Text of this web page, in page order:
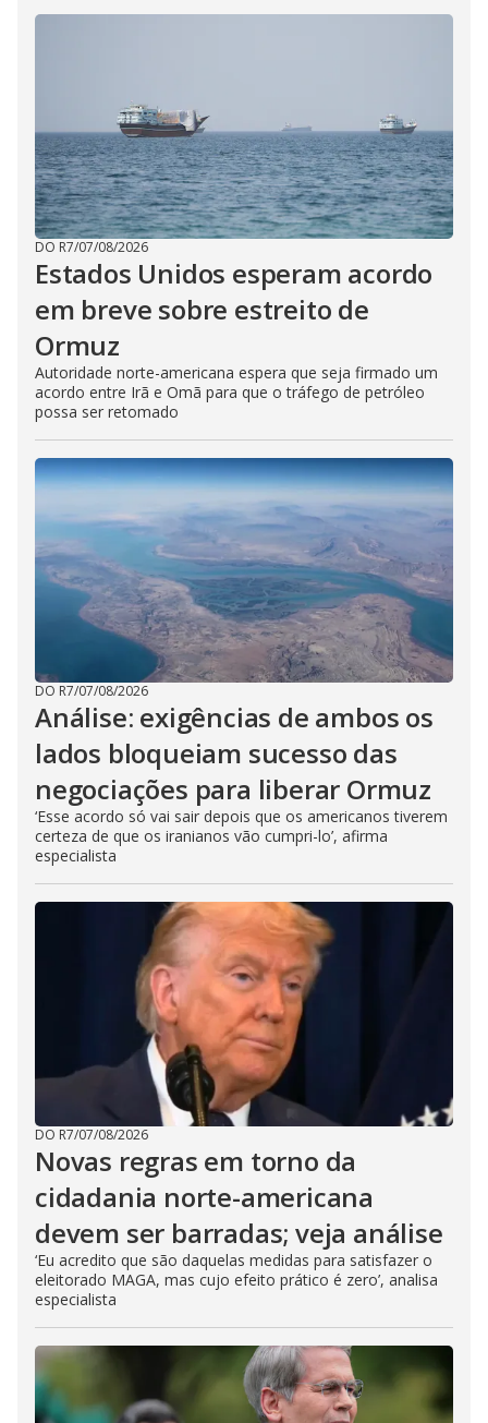
DO R7/07/08/2026
Estados Unidos esperam acordo
em breve sobre estreito de
Ormuz
Autoridade norte-americana espera que seja firmado um
acordo entre Irã e Omã para que o tráfego de petróleo
possa ser retomado
DO R7/07/08/2026
Análise: exigências de ambos os
lados bloqueiam sucesso das
negociações para liberar Ormuz
‘Esse acordo só vai sair depois que os americanos tiverem
certeza de que os iranianos vão cumpri-lo’, afirma
especialista
DO R7/07/08/2026
Novas regras em torno da
cidadania norte-americana
devem ser barradas; veja análise
‘Eu acredito que são daquelas medidas para satisfazer o
eleitorado MAGA, mas cujo efeito prático é zero’, analisa
especialista